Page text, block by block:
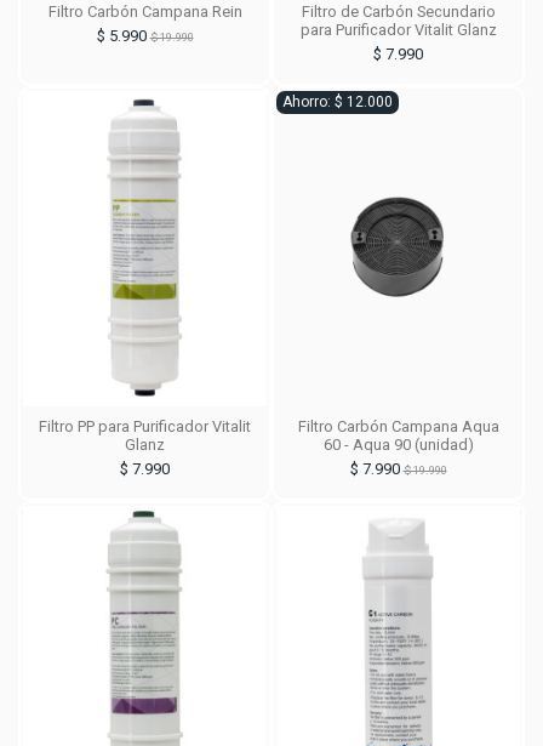
Filtro Carbón Campana Rein
$ 5.990$ 19.990
Filtro de Carbón Secundario
para Purificador Vitalit Glanz
$ 7.990
Filtro PP para Purificador Vitalit
Glanz
$ 7.990
Ahorro: $ 12.000
Filtro Carbón Campana Aqua
60 - Aqua 90 (unidad)
$ 7.990$ 19.990